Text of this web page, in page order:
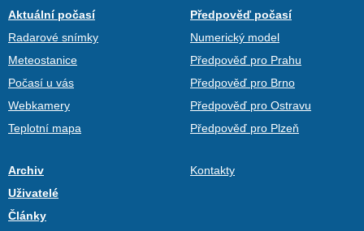
Aktuální počasí
Radarové snímky
Meteostanice
Počasí u vás
Webkamery
Teplotní mapa
Předpověď počasí
Numerický model
Předpověď pro Prahu
Předpověď pro Brno
Předpověď pro Ostravu
Předpověď pro Plzeň
Archiv
Uživatelé
Články
Kontakty